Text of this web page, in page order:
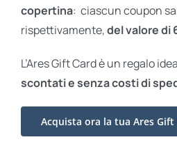
copertina: ciascun coupon
rispettivamente,del valore di
L’Ares Gift Card è un regalo
scontati esenza costi di
Acquista ora la tua Ares Gift